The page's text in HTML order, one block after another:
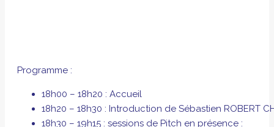
Programme :
18h00 – 18h20 : Accueil
18h20 – 18h30 : Introduction de Sébastien ROBERT
18h30 – 19h15 : sessions de Pitch en présence :